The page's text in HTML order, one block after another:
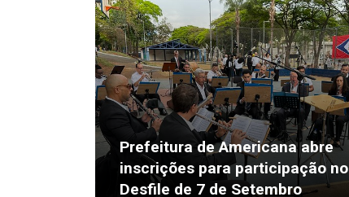
Prefeitura de Americana abre
inscrições para participação no
Desfile de 7 de Setembro